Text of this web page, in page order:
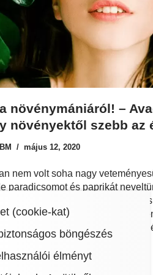
(cookie-kat)
böngészés
élményt
növénymániáról! –
növényektől szebb az
BM május 12, 2020
nem volt soha nagy
paradicsomot és paprikát
levágta a tyúkot, és
a házunk előtt, amikhez
Nagyjából ennyi volt, amit a
More »